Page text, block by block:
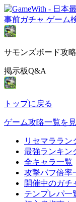
事前ガチャ ゲーム
サモンズボード攻
掲示板Q&A
トップに戻る
ゲーム攻略一覧を
リセマララン
最強ランキン
全キャラ一覧
攻撃バフ倍率
開催中のガチ
テンプレパ一